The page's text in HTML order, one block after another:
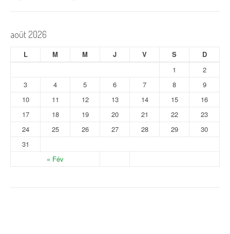
août 2026
L M M J V S D
« Fév
1
2
3
4 5 6 7 8
9
10
11 12 13 14 15
16
17
18 19 20 21 22
23
24
25 26 27 28 29
30
31